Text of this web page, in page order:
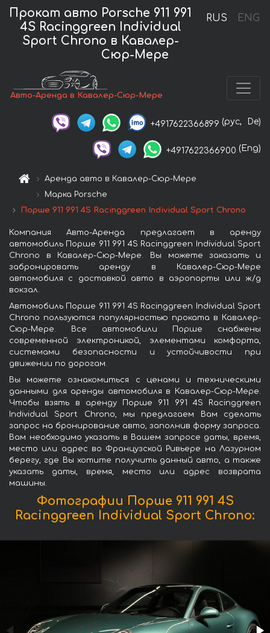
RUS ENG
Прокат авто Porsche 911 991
4S Racinggreen Individual
Sport Chrono в Кавалер-
Сюр-Мере
Авто-Аренда в Кавалер-Сюр-Мере
+4917622366899 (рус, De)
+4917622366900 (Eng)
Аренда авто в Кавалер-Сюр-Мере
Марка Porsche
Порше 911 991 4S Racinggreen Individual Sport Chrono
Компания Авто-Аренда предлагает в аренду
автомобиль Порше 911 991 4S Racinggreen Individual Sport
Chrono в Кавалер-Сюр-Мере. Вы можете заказать и
забронировать аренду в Кавалер-Сюр-Мере
автомобиля с доставкой авто в аэропорты или ж/д
вокзал.
Автомобиль Порше 911 991 4S Racinggreen Individual Sport
Chrono пользуются популярностью проката в Кавалер-
Сюр-Мере. Все автомобили Порше снабжены
современной электроникой, элементами комфорта,
системами безопасности и устойчивости при
движении по дорогам.
Вы можете ознакомиться с ценами и техническими
данными для аренды автомобиля в Кавалер-Сюр-Мере.
Чтобы взять в аренду Порше 911 991 4S Racinggreen
Individual Sport Chrono, мы предлагаем Вам сделать
запрос на бронирование авто, заполнив форму запроса.
Вам необходимо указать в Вашем запросе даты, время,
место или адрес во Французской Ривьере на Лазурном
берегу, где Вы хотите получить данный авто, а также
указать даты, время, место или адрес возврата
машины.
Фотографии Порше 911 991 4S
Racinggreen Individual Sport Chrono: